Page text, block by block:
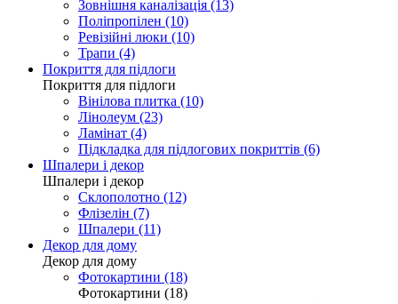
Зовнішня каналізація (13)
Поліпропілен (10)
Ревізійні люки (10)
Трапи (4)
Покриття для підлоги
Покриття для підлоги
Вінілова плитка (10)
Лінолеум (23)
Ламінат (4)
Підкладка для підлогових покриттів (6)
Шпалери і декор
Шпалери і декор
Склополотно (12)
Флізелін (7)
Шпалери (11)
Декор для дому
Декор для дому
Фотокартини (18)
Фотокартини (18)